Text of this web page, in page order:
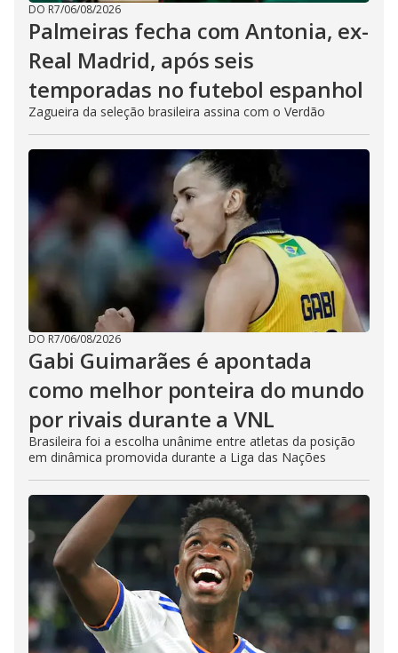
DO R7/06/08/2026
Palmeiras fecha com Antonia, ex-
Real Madrid, após seis
temporadas no futebol espanhol
Zagueira da seleção brasileira assina com o Verdão
DO R7/06/08/2026
Gabi Guimarães é apontada
como melhor ponteira do mundo
por rivais durante a VNL
Brasileira foi a escolha unânime entre atletas da posição
em dinâmica promovida durante a Liga das Nações